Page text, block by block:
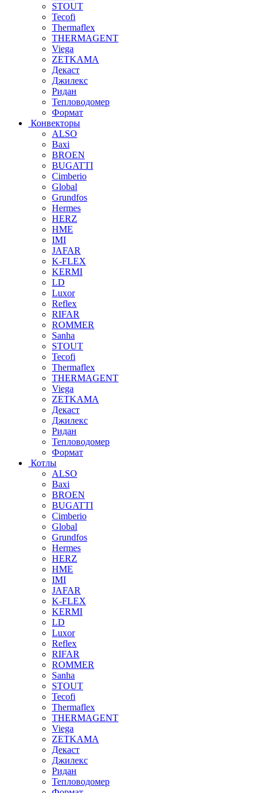
STOUT
Tecofi
Thermaflex
THERMAGENT
Viega
ZETKAMA
Декаст
Джилекс
Ридан
Тепловодомер
Формат
Конвекторы
ALSO
Baxi
BROEN
BUGATTI
Cimberio
Global
Grundfos
Hermes
HERZ
HME
IMI
JAFAR
K-FLEX
KERMI
LD
Luxor
Reflex
RIFAR
ROMMER
Sanha
STOUT
Tecofi
Thermaflex
THERMAGENT
Viega
ZETKAMA
Декаст
Джилекс
Ридан
Тепловодомер
Формат
Котлы
ALSO
Baxi
BROEN
BUGATTI
Cimberio
Global
Grundfos
Hermes
HERZ
HME
IMI
JAFAR
K-FLEX
KERMI
LD
Luxor
Reflex
RIFAR
ROMMER
Sanha
STOUT
Tecofi
Thermaflex
THERMAGENT
Viega
ZETKAMA
Декаст
Джилекс
Ридан
Тепловодомер